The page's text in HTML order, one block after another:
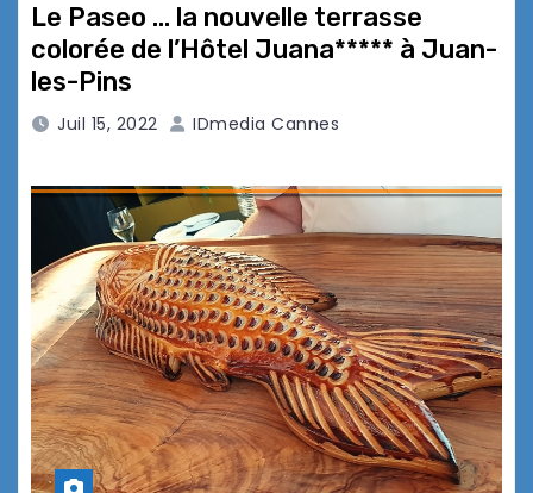
Le Paseo … la nouvelle terrasse
colorée de l’Hôtel Juana***** à Juan-
les-Pins
Juil 15, 2022 IDmedia Cannes